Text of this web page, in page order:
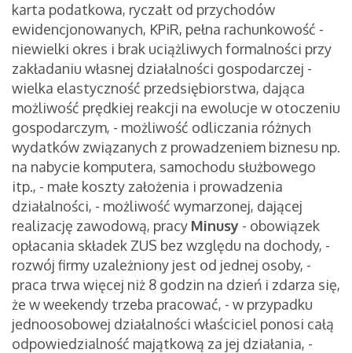
karta podatkowa, ryczałt od przychodów
ewidencjonowanych, KPiR, pełna rachunkowość -
niewielki okres i brak uciążliwych formalności przy
zakładaniu własnej działalności gospodarczej -
wielka elastyczność przedsiębiorstwa, dająca
możliwość prędkiej reakcji na ewolucje w otoczeniu
gospodarczym, - możliwość odliczania różnych
wydatków związanych z prowadzeniem biznesu np.
na nabycie komputera, samochodu służbowego
itp., - małe koszty założenia i prowadzenia
działalności, - możliwość wymarzonej, dającej
realizację zawodową, pracy Minusy - obowiązek
opłacania składek ZUS bez względu na dochody, -
rozwój firmy uzależniony jest od jednej osoby, -
praca trwa więcej niż 8 godzin na dzień i zdarza się,
że w weekendy trzeba pracować, - w przypadku
jednoosobowej działalności właściciel ponosi całą
odpowiedzialność majątkową za jej działania, -